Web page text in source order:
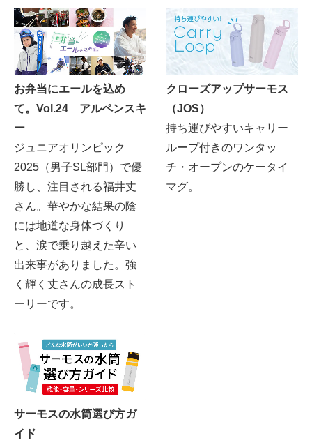
お弁当にエールを込め
て。Vol.24 アルペンスキ
ー
ジュニアオリンピック
2025（男子SL部門）で優
勝し、注目される福井丈
さん。華やかな結果の陰
には地道な身体づくり
と、涙で乗り越えた辛い
出来事がありました。強
く輝く丈さんの成長スト
ーリーです。
クローズアップサーモス
（JOS）
持ち運びやすいキャリー
ループ付きのワンタッ
チ・オープンのケータイ
マグ。
サーモスの水筒選び方ガ
イド